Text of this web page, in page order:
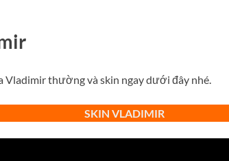
Vladimir thường và skin ngay dưới đây nhé.
SKIN VLADIMIR